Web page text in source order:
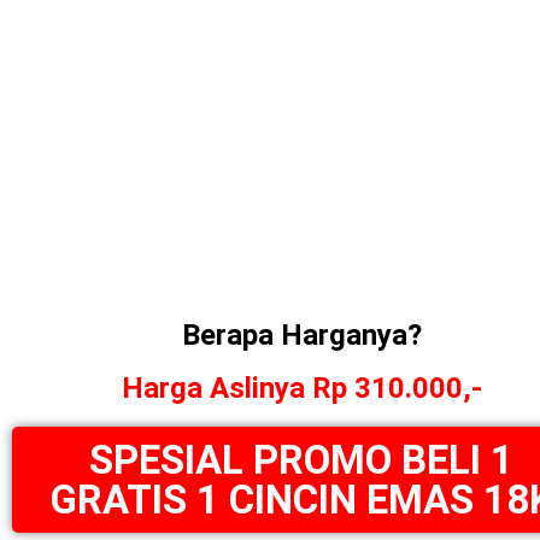
Berapa Harganya?
Harga Aslinya Rp 310.000,-
SPESIAL PROMO BELI 1
GRATIS 1 CINCIN EMAS